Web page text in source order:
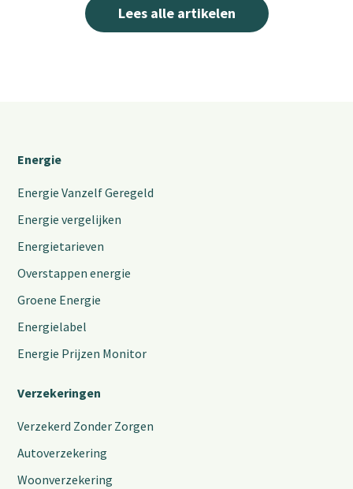
Lees alle artikelen
Energie
Energie Vanzelf Geregeld
Energie vergelijken
Energietarieven
Overstappen energie
Groene Energie
Energielabel
Energie Prijzen Monitor
Verzekeringen
Verzekerd Zonder Zorgen
Autoverzekering
Woonverzekering